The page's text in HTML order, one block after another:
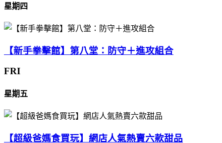
星期四
【新手拳擊館】第八堂：防守＋進攻組合
FRI
星期五
【超級爸媽食買玩】網店人氣熱賣六款甜品